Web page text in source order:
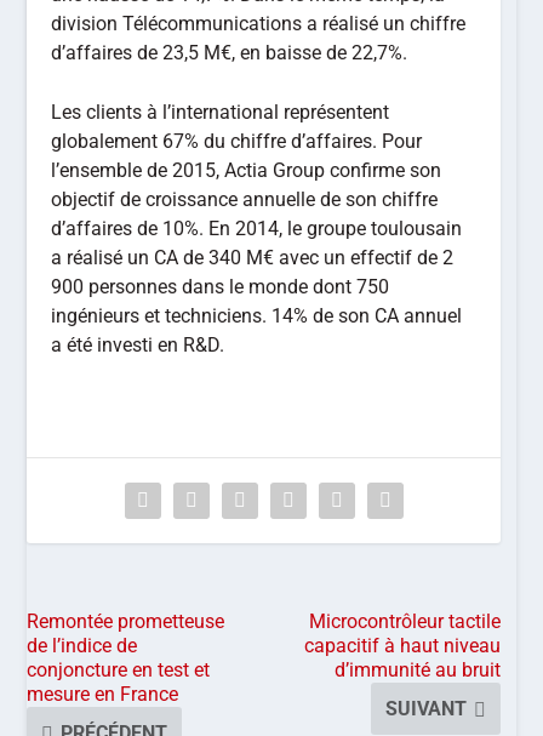
division Télécommunications a réalisé un chiffre
d’affaires de 23,5 M€, en baisse de 22,7%.
Les clients à l’international représentent
globalement 67% du chiffre d’affaires. Pour
l’ensemble de 2015, Actia Group confirme son
objectif de croissance annuelle de son chiffre
d’affaires de 10%. En 2014, le groupe toulousain
a réalisé un CA de 340 M€ avec un effectif de 2
900 personnes dans le monde dont 750
ingénieurs et techniciens. 14% de son CA annuel
a été investi en R&D.
Remontée prometteuse
de l’indice de
conjoncture en test et
mesure en France
Microcontrôleur tactile
capacitif à haut niveau
d’immunité au bruit
SUIVANT